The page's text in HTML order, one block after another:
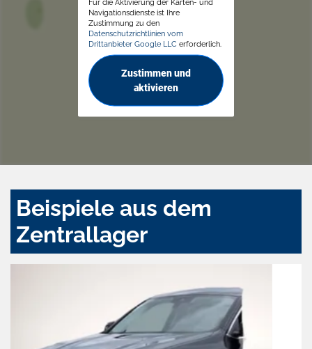
Navigationsdienste ist Ihre
Zustimmung zu den
Datenschutzrichtlinien vom
Drittanbieter Google LLC erforderlich.
Zustimmen und
aktivieren
Beispiele aus dem
Zentrallager